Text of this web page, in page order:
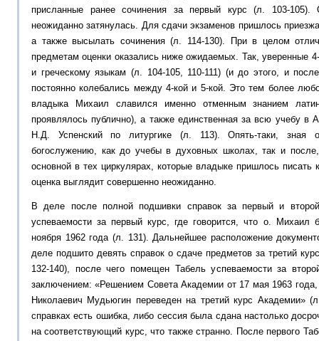
присланные ранее сочинения за первый курс (л. 103-
неожиданно затянулась. Для сдачи экзаменов пришлось
а также высылать сочинения (л. 114-130). При в целом
предметам оценки оказались ниже ожидаемых. Так, уверенные
и греческому языкам (л. 104-105, 110-111) (и до этого, и
постоянно колебались между 4-кой и 5-кой. Это тем более
владыка Михаил славился именно отменным знанием
проявлялось публично), а также единственная за всю учебу в
Н.Д. Успенский по литургике (л. 113). Опять-таки, зная
богослужению, как до учебы в духовных школах, так и после,
основной в тех циркулярах, которые владыке пришлось писать
оценка выглядит совершенно неожиданно.
В деле после полной подшивки справок за первый и
успеваемости за первый курс, где говорится, что о. Михаил
ноября 1962 года (л. 131). Дальнейшее расположение
деле подшито девять справок о сдаче предметов за третий
132-140), после чего помещен Табель успеваемости за
заключением: «Решением Совета Академии от 17 мая 1963
Николаевич Мудьюгин переведен на третий курс Академии»
справках есть ошибка, либо сессия была сдана настолько
на соответствующий курс, что также странно. После первого